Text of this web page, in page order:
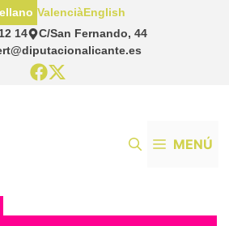
14
C/San Fernando, 44
ValenciàEnglish
MENÚ